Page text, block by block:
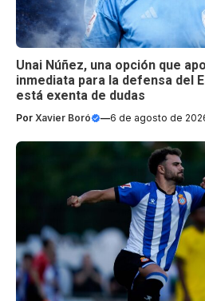
Unai Núñez, una opción que
inmediata para la defensa del
está exenta de dudas
Por Xavier Boró —6 de agosto de